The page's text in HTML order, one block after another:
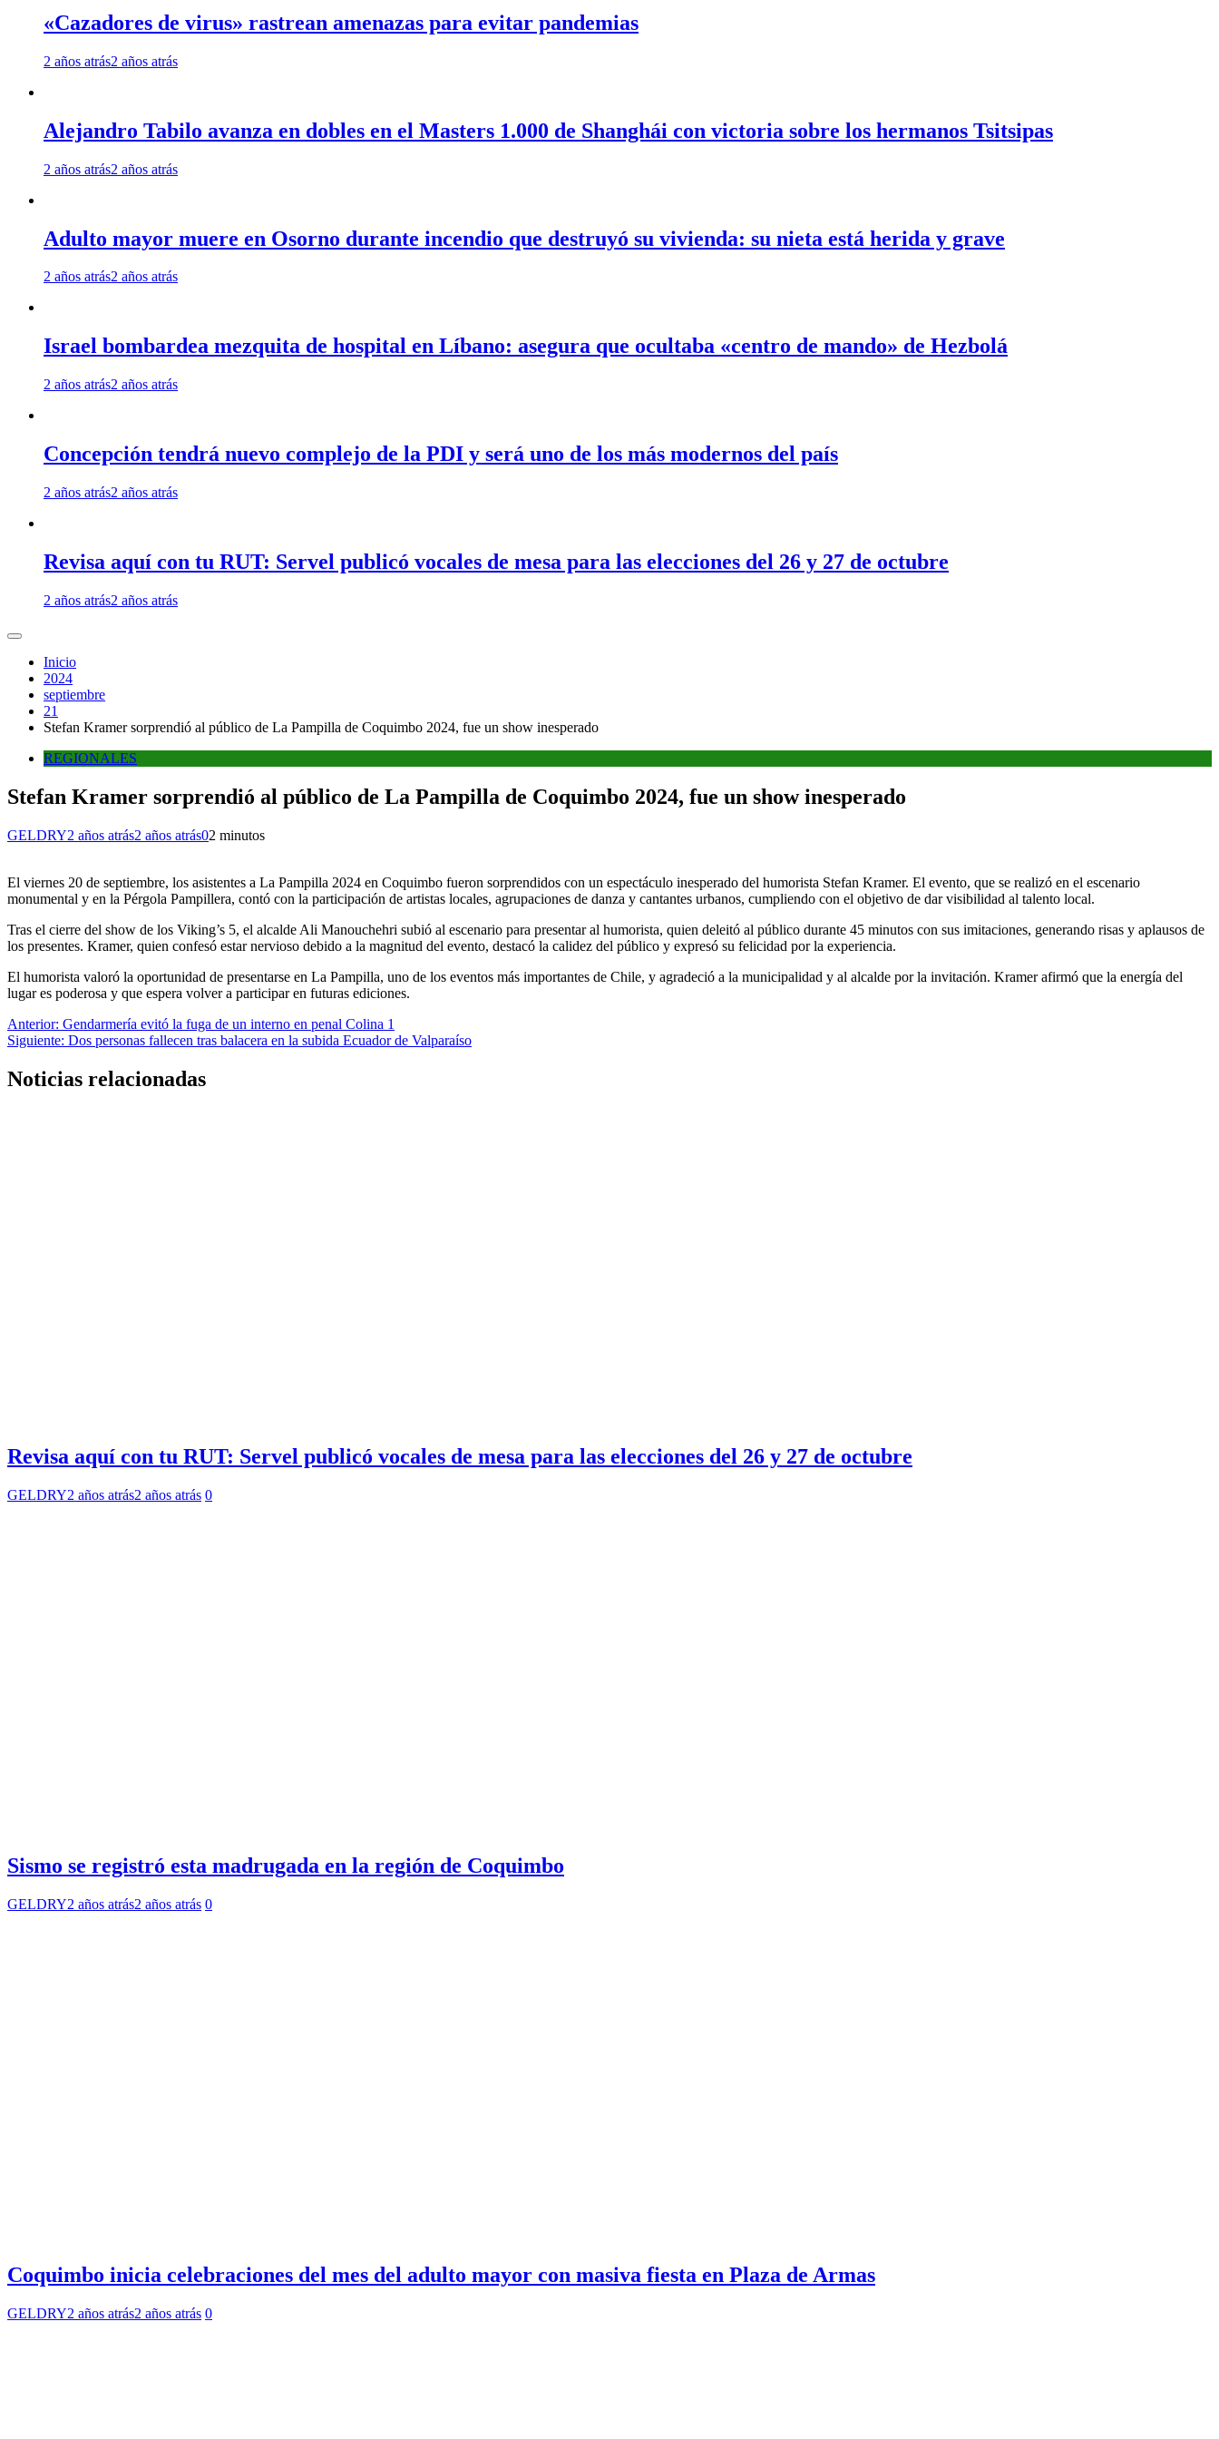
«Cazadores de virus» rastrean amenazas para evitar pandemias
2 años atrás2 años atrás
Alejandro Tabilo avanza en dobles en el Masters 1.000 de Shanghái con victoria sobre los hermanos Tsitsipas
2 años atrás2 años atrás
Adulto mayor muere en Osorno durante incendio que destruyó su vivienda: su nieta está herida y grave
2 años atrás2 años atrás
Israel bombardea mezquita de hospital en Líbano: asegura que ocultaba «centro de mando» de Hezbolá
2 años atrás2 años atrás
Concepción tendrá nuevo complejo de la PDI y será uno de los más modernos del país
2 años atrás2 años atrás
Revisa aquí con tu RUT: Servel publicó vocales de mesa para las elecciones del 26 y 27 de octubre
2 años atrás2 años atrás
Inicio
2024
septiembre
21
Stefan Kramer sorprendió al público de La Pampilla de Coquimbo 2024, fue un show inesperado
REGIONALES
Stefan Kramer sorprendió al público de La Pampilla de Coquimbo 2024, fue un show inesperado
GELDRY2 años atrás2 años atrás02 minutos
El viernes 20 de septiembre, los asistentes a La Pampilla 2024 en Coquimbo fueron sorprendidos con un espectáculo inesperado del humorista Stefan Kramer. El evento, que se realizó en el escenario
monumental y en la Pérgola Pampillera, contó con la participación de artistas locales, agrupaciones de danza y cantantes urbanos, cumpliendo con el objetivo de dar visibilidad al talento local.
Tras el cierre del show de los Viking’s 5, el alcalde Ali Manouchehri subió al escenario para presentar al humorista, quien deleitó al público durante 45 minutos con sus imitaciones, generando risas y aplausos de
los presentes. Kramer, quien confesó estar nervioso debido a la magnitud del evento, destacó la calidez del público y expresó su felicidad por la experiencia.
El humorista valoró la oportunidad de presentarse en La Pampilla, uno de los eventos más importantes de Chile, y agradeció a la municipalidad y al alcalde por la invitación. Kramer afirmó que la energía del
lugar es poderosa y que espera volver a participar en futuras ediciones.
Navegación
de
entradas
Anterior: Gendarmería evitó la fuga de un interno en penal Colina 1
Siguiente: Dos personas fallecen tras balacera en la subida Ecuador de Valparaíso
Noticias relacionadas
Revisa aquí con tu RUT: Servel publicó vocales de mesa para las elecciones del 26 y 27 de octubre
GELDRY2 años atrás2 años atrás 0
Sismo se registró esta madrugada en la región de Coquimbo
GELDRY2 años atrás2 años atrás 0
Coquimbo inicia celebraciones del mes del adulto mayor con masiva fiesta en Plaza de Armas
GELDRY2 años atrás2 años atrás 0